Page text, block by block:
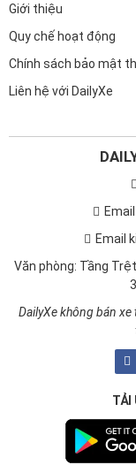
Giới thiệu
Quy chế hoạt động
Chính sách bảo mật
Liên hệ với DailyXe
Email
Văn phòng: Tầng
DailyXe không bán xe
TẢI